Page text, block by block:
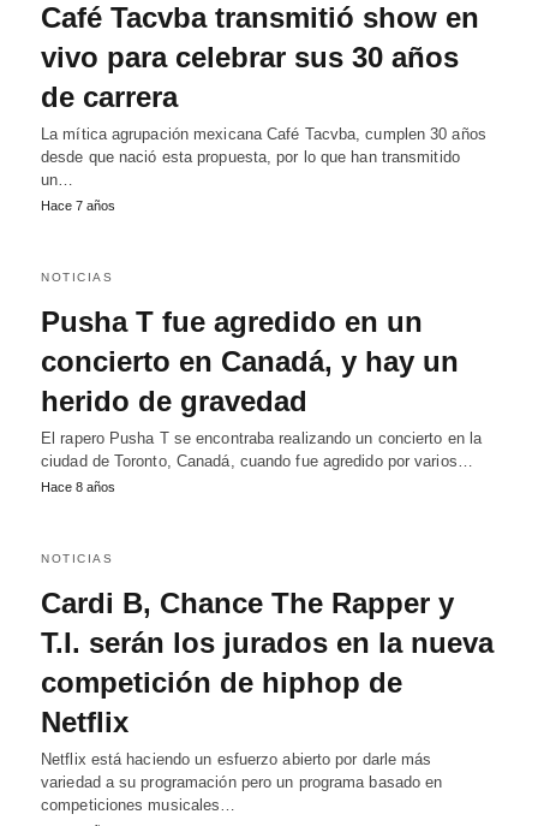
Café Tacvba transmitió show en
vivo para celebrar sus 30 años
de carrera
La mítica agrupación mexicana Café Tacvba, cumplen 30 años
desde que nació esta propuesta, por lo que han transmitido
un…
Hace 7 años
NOTICIAS
Pusha T fue agredido en un
concierto en Canadá, y hay un
herido de gravedad
El rapero Pusha T se encontraba realizando un concierto en la
ciudad de Toronto, Canadá, cuando fue agredido por varios…
Hace 8 años
NOTICIAS
Cardi B, Chance The Rapper y
T.I. serán los jurados en la nueva
competición de hiphop de
Netflix
Netflix está haciendo un esfuerzo abierto por darle más
variedad a su programación pero un programa basado en
competiciones musicales…